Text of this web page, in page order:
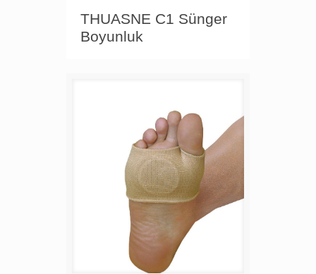
THUASNE C1 Sünger
Boyunluk